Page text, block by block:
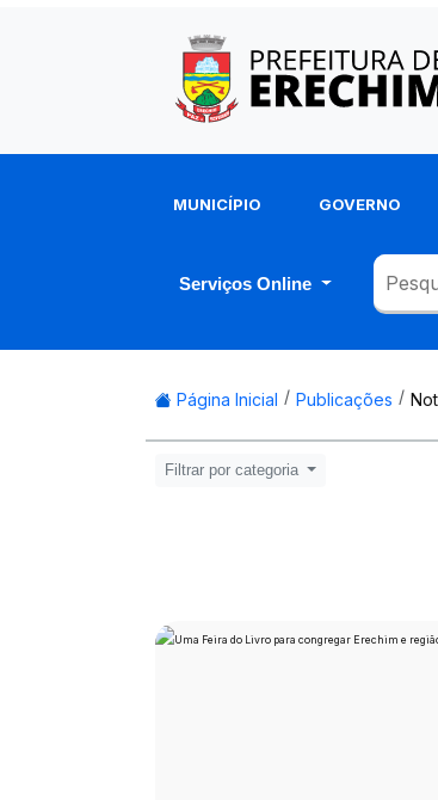
MUNICÍPIO GOVERNO
Serviços Online
Página Inicial Publicações
Filtrar por categoria